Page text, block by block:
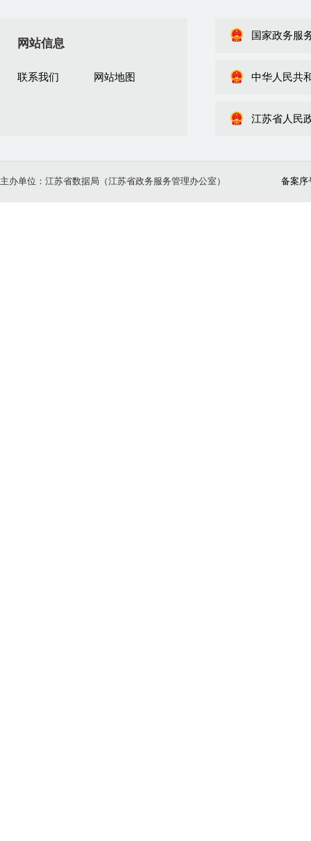
网站信息
联系我们 网站地图
国家政务服
中华人民共
江苏省人民
主办单位：江苏省数据局（江苏省政务服务管理办公室） 备案序